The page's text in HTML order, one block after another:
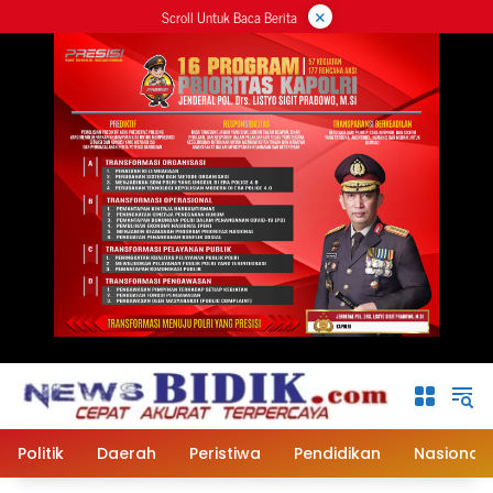
ke
Scroll Untuk Baca Berita ×
Politik Daerah Peristiwa Pendidikan Nasional